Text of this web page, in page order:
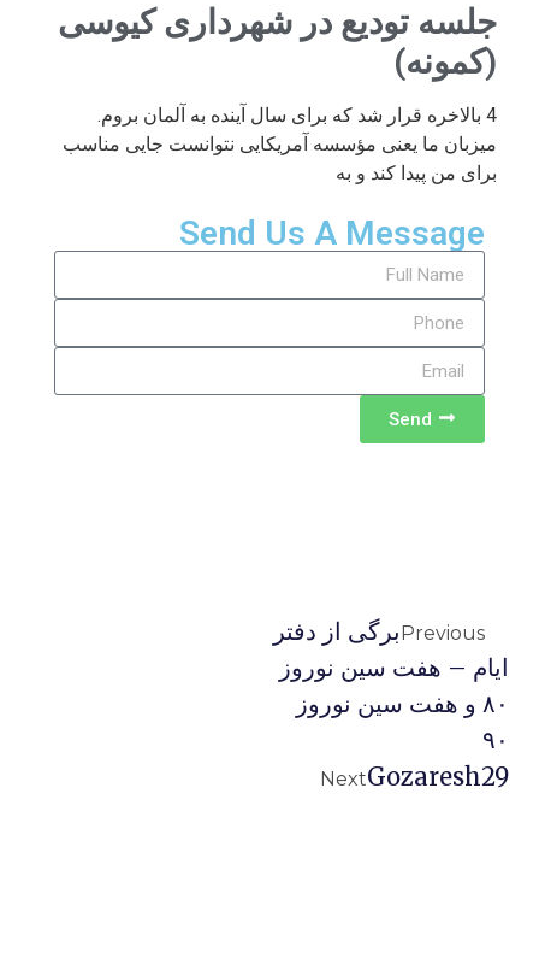
جلسه تودیع در شهرداری کیوسی
(کمونه)
4 بالاخره قرار شد که برای سال آینده به آلمان بروم.
میزبان ما یعنی مؤسسه آمریکایی نتوانست جایی مناسب
برای من پیدا کند و به
Send Us A Message
Send
Previousبرگی از دفتر
ایام – هفت سین نوروز
۸۰ و هفت سین نوروز
۹۰
NextGozaresh29